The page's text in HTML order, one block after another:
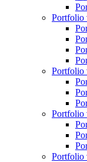
Portfolio
Portfolio
Portfolio
Portfolio